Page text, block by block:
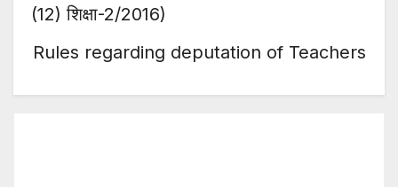
(12) शिक्षा-2/2016)
Rules regarding deputation of Teachers